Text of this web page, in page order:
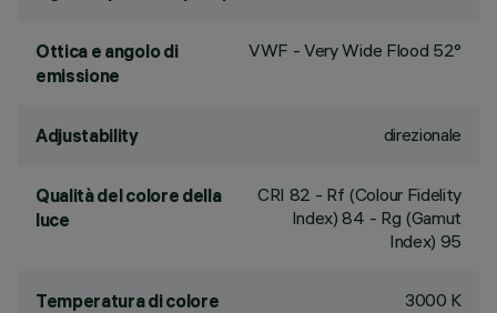
Ottica e angolo di
emissione
VWF - Very Wide Flood 52°
Adjustability direzionale
Qualità del colore della
luce
CRI 82 - Rf (Colour Fidelity
Index) 84 - Rg (Gamut
Index) 95
Temperatura di colore 3000 K